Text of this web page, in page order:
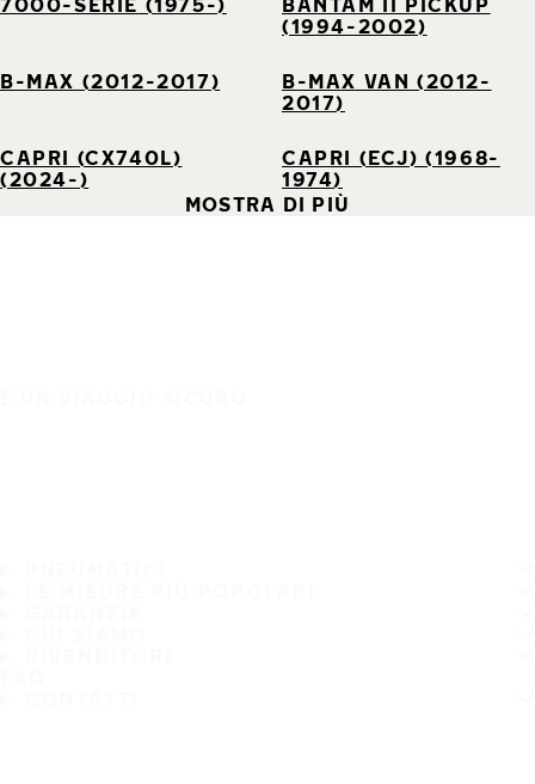
7000-SERIE (1975-)
BANTAM II PICKUP
(1994-2002)
B-MAX (2012-2017)
B-MAX VAN (2012-
2017)
CAPRI (CX740L)
(2024-)
CAPRI (ECJ) (1968-
1974)
MOSTRA DI PIÙ